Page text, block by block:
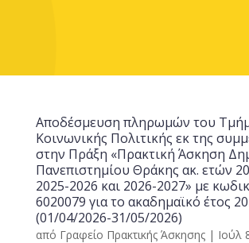
Αποδέσμευση πληρωμών του
Κοινωνικής Πολιτικής εκ της
στην Πράξη «Πρακτική Άσκηση
Πανεπιστημίου Θράκης ακ. ετών
2025-2026 και 2026-2027» με
6020079 για το ακαδημαϊκό έτος
(01/04/2026-31/05/2026)
από Γραφείο Πρακτικής Άσκησης| Ιούλ